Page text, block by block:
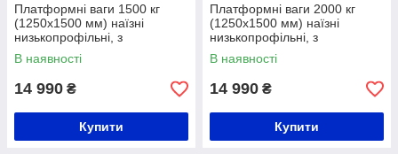
Платформні ваги 1500 кг
(1250х1500 мм) наїзні
низькопрофільні, з
розбірними пандусами
В наявності
14 990 ₴
Купити
Платформні ваги 2000 кг
(1250х1500 мм) наїзні
низькопрофільні, з
розбірними пандусами
В наявності
14 990 ₴
Купити